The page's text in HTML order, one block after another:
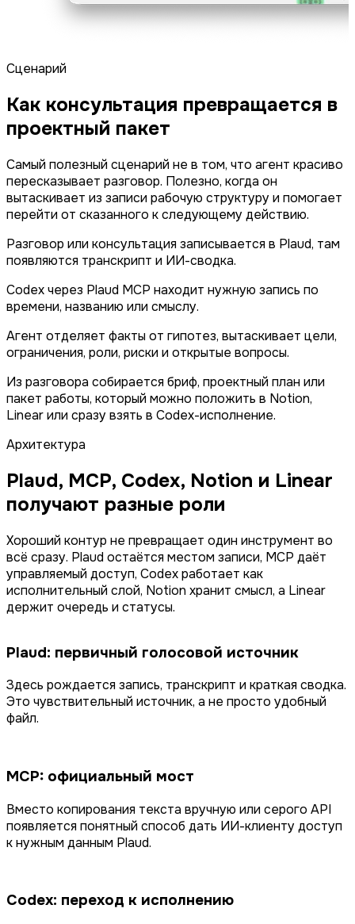
Сценарий
Как консультация превращается в
проектный пакет
Самый полезный сценарий не в том, что агент красиво
пересказывает разговор. Полезно, когда он
вытаскивает из записи рабочую структуру и помогает
перейти от сказанного к следующему действию.
Разговор или консультация записывается в Plaud, там
появляются транскрипт и ИИ-сводка.
Codex через Plaud MCP находит нужную запись по
времени, названию или смыслу.
Агент отделяет факты от гипотез, вытаскивает цели,
ограничения, роли, риски и открытые вопросы.
Из разговора собирается бриф, проектный план или
пакет работы, который можно положить в Notion,
Linear или сразу взять в Codex-исполнение.
Архитектура
Plaud, MCP, Codex, Notion и Linear
получают разные роли
Хороший контур не превращает один инструмент во
всё сразу. Plaud остаётся местом записи, MCP даёт
управляемый доступ, Codex работает как
исполнительный слой, Notion хранит смысл, а Linear
держит очередь и статусы.
Plaud: первичный голосовой источник
Здесь рождается запись, транскрипт и краткая сводка.
Это чувствительный источник, а не просто удобный
файл.
MCP: официальный мост
Вместо копирования текста вручную или серого API
появляется понятный способ дать ИИ-клиенту доступ
к нужным данным Plaud.
Codex: переход к исполнению